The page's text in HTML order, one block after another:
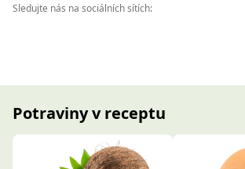
Sledujte nás na sociálních sítích:
Potraviny v receptu